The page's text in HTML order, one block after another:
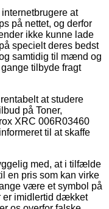
at
på nettet, og derfor
ikke kunne lade
specielt deres bedst
samtidig til mænd og
tilbyde fragt
at studere
på Toner,
XRC 006R03460
til at skaffe
med, at i tilfælde
en pris som kan virke
være et symbol på
er imidlertid dækket